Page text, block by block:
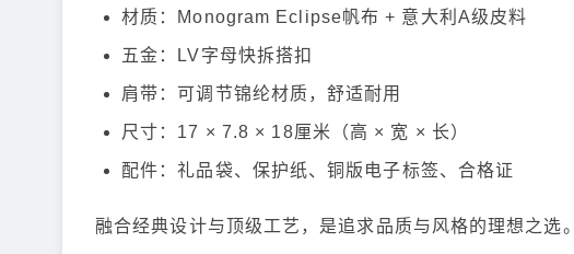
材质：Monogram Eclipse帆布 + 意大利A级皮料
五金：LV字母快拆搭扣
肩带：可调节锦纶材质，舒适耐用
尺寸：17 × 7.8 × 18厘米（高 × 宽 × 长）
配件：礼品袋、保护纸、铜版电子标签、合格证
融合经典设计与顶级工艺，是追求品质与风格的理想之选。